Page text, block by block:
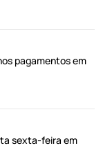
pagamentos em
sexta-feira em